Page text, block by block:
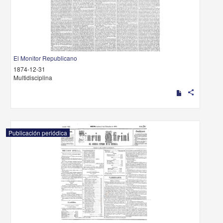
El Monitor Republicano
1874-12-31
Multidisciplina
share
Publicación periódica